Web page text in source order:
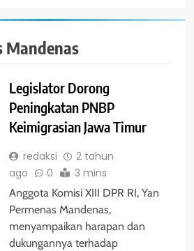
Mandenas
Legislator Dorong
Peningkatan PNBP
Keimigrasian Jawa Timur
redaksi
2 tahun
ago
0 3 mins
Anggota Komisi XIII DPR RI, Yan
Permenas Mandenas,
menyampaikan harapan dan
dukungannya terhadap